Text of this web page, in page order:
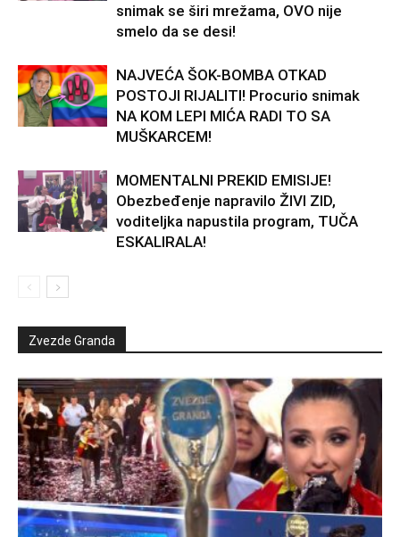
snimak se širi mrežama, OVO nije
smelo da se desi!
NAJVEĆA ŠOK-BOMBA OTKAD
POSTOJI RIJALITI! Procurio snimak
NA KOM LEPI MIĆA RADI TO SA
MUŠKARCEM!
MOMENTALNI PREKID EMISIJE!
Obezbeđenje napravilo ŽIVI ZID,
voditeljka napustila program, TUČA
ESKALIRALA!
Zvezde Granda